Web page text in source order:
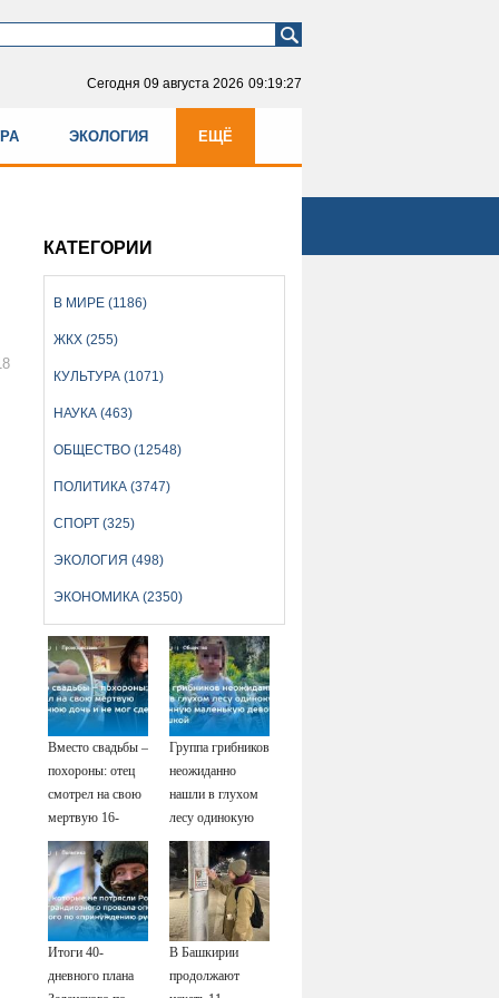
Сегодня 09 августа 2026 09:19:27
ЭКОЛОГИЯ ЕЩЁ
КАТЕГОРИИ
В МИРЕ (1186)
ЖКХ (255)
КУЛЬТУРА (1071)
НАУКА (463)
ОБЩЕСТВО (12548)
ПОЛИТИКА (3747)
СПОРТ (325)
ЭКОЛОГИЯ (498)
ЭКОНОМИКА (2350)
Вместо свадьбы –
похороны: отец
смотрел на свою
мертвую 16-
летнюю дочь и не
мог сдержать
слезы
Группа грибников
неожиданно
нашли в глухом
лесу одинокую
испуганную
маленькую
девочку с
игрушкой
Итоги 40-
дневного плана
В Башкирии
продолжают